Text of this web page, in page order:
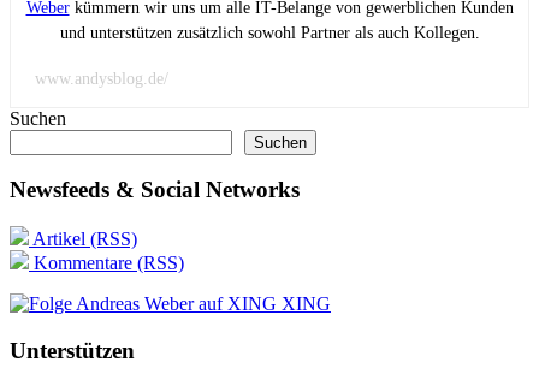
Weberkümmern wir uns um alle IT-Belange von gewerblichen Kunden
und unterstützen zusätzlich sowohl Partner als auch Kollegen.
www.andysblog.de/
Suchen
Suchen
Newsfeeds & Social Networks
Artikel (RSS)
Kommentare (RSS)
XING
Unterstützen